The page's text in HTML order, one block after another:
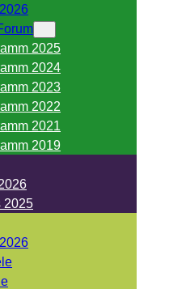
2025
2024
2023
2022
2021
2019
2025